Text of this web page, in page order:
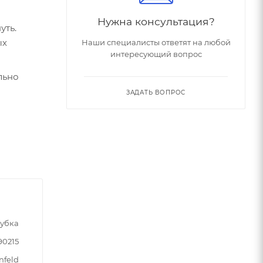
Нужна консультация?
Наши специалисты ответят на любой
интересующий вопрос
ЗАДАТЬ ВОПРОС